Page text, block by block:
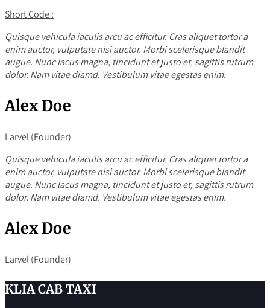
Short Code :
Quisque vehicula iaculis arcu ac efficitur. Cras aliquet tortor a
enim auctor, vulputate nisi auctor. Morbi scelerisque blandit
augue. Nunc lacus magna, tincidunt et justo et, sagittis rutrum
dolor. Nam vitae diamd. Vestibulum vitae egestas enim.
Alex Doe
Larvel (Founder)
Quisque vehicula iaculis arcu ac efficitur. Cras aliquet tortor a
enim auctor, vulputate nisi auctor. Morbi scelerisque blandit
augue. Nunc lacus magna, tincidunt et justo et, sagittis rutrum
dolor. Nam vitae diamd. Vestibulum vitae egestas enim.
Alex Doe
Larvel (Founder)
KLIA CAB TAXI